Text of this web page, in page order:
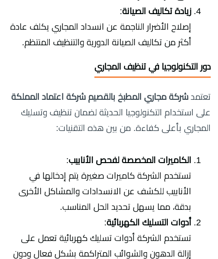
زيادة تكاليف الصيانة:
إصلاح الأضرار الناجمة عن انسداد المجاري يكلف عادة
أكثر من تكاليف الصيانة الدورية والتنظيف المنتظم.
دور التكنولوجيا في تنظيف المجاري
تعتمد شركة مجاري المطبخ بالقصيم شركة اعتماد المملكة
على استخدام التكنولوجيا الحديثة لضمان تنظيف وتسليك
المجاري بأعلى كفاءة. من بين هذه التقنيات:
الكاميرات المخصصة لفحص الأنابيب:
تستخدم الشركة كاميرات صغيرة يتم إدخالها في
الأنابيب للكشف عن الانسدادات والمشاكل الأخرى
بدقة، مما يسهل تحديد الحل المناسب.
أدوات التسليك الكهربائية:
تستخدم الشركة أدوات تسليك كهربائية تعمل على
إزالة الدهون والشوائب المتراكمة بشكل فعال ودون